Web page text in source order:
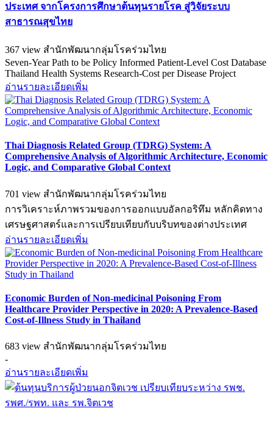
ประเทศ จากโครงการศึกษาต้นทุนรายโรค สู่วิจัยระบบ
สาธารณสุขไทย
367 view สำนักพัฒนากลุ่มโรคร่วมไทย
Seven-Year Path to be Policy Informed Patient-Level Cost Database
Thailand Health Systems Research-Cost per Disease Project
อ่านรายละเอียดเพิ่ม
Thai Diagnosis Related Group (TDRG) System: A
Comprehensive Analysis of Algorithmic Architecture, Economic
Logic, and Comparative Global Context
701 view สำนักพัฒนากลุ่มโรคร่วมไทย
การวิเคราะห์ภาพรวมของการออกแบบอัลกอริทึม หลักคิดทาง
เศรษฐศาสตร์และการเปรียบเทียบกับบริบทของต่างประเทศ
อ่านรายละเอียดเพิ่ม
Economic Burden of Non-medicinal Poisoning From
Healthcare Provider Perspective in 2020: A Prevalence-Based
Cost-of-Illness Study in Thailand
683 view สำนักพัฒนากลุ่มโรคร่วมไทย
-
อ่านรายละเอียดเพิ่ม